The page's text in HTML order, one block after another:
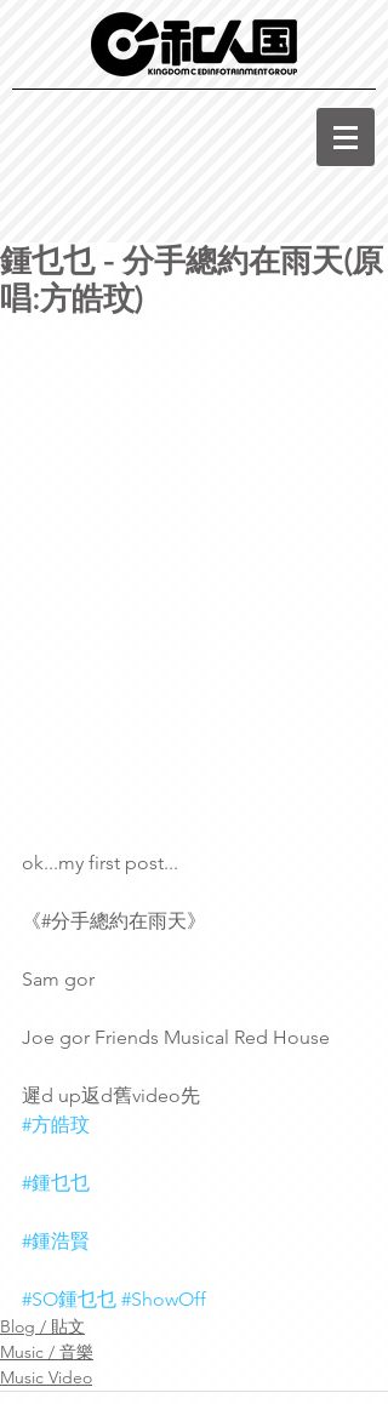
鍾乜乜 - 分手總約在雨天(原
唱:方皓玟)
ok...my first post...
《#分手總約在雨天》
Sam gor
Joe gor Friends Musical Red House
遲d up返d舊video先
#方皓玟
#鍾乜乜
#鍾浩賢
#SO鍾乜乜 #ShowOff
Blog / 貼文
Music / 音樂
Music Video